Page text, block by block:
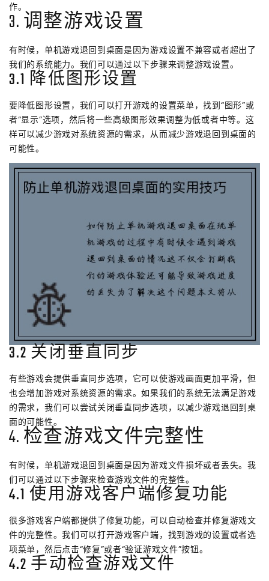
作。
3. 调整游戏设置
有时候，单机游戏退回到桌面是因为游戏设置不兼容或者超出了
我们的系统能力。我们可以通过以下步骤来调整游戏设置。
3.1 降低图形设置
要降低图形设置，我们可以打开游戏的设置菜单，找到“图形”或
者“显示”选项，然后将一些高级图形效果调整为低或者中等。这
样可以减少游戏对系统资源的需求，从而减少游戏退回到桌面的
可能性。
3.2 关闭垂直同步
有些游戏会提供垂直同步选项，它可以使游戏画面更加平滑，但
也会增加游戏对系统资源的需求。如果我们的系统无法满足游戏
的需求，我们可以尝试关闭垂直同步选项，以减少游戏退回到桌
面的可能性。
4. 检查游戏文件完整性
有时候，单机游戏退回到桌面是因为游戏文件损坏或者丢失。我
们可以通过以下步骤来检查游戏文件的完整性。
4.1 使用游戏客户端修复功能
很多游戏客户端都提供了修复功能，可以自动检查并修复游戏文
件的完整性。我们可以打开游戏客户端，找到游戏的设置或者选
项菜单，然后点击“修复”或者“验证游戏文件”按钮。
4.2 手动检查游戏文件